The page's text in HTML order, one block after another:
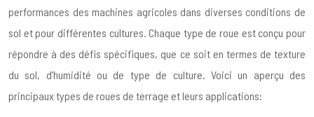
performances des machines agricoles dans diverses conditions de
sol et pour différentes cultures. Chaque type de roue est conçu pour
répondre à des défis spécifiques, que ce soit en termes de texture
du sol, d’humidité ou de type de culture. Voici un aperçu des
principaux types de roues de terrage et leurs applications: